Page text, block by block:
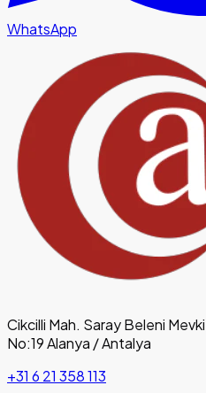
WhatsApp
Cikcilli Mah. Saray Beleni
No:19 Alanya / Antalya
+31 6 21 358 113